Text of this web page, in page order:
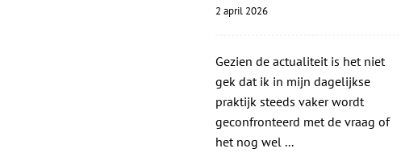
2 april 2026
Gezien de actualiteit is het niet
gek dat ik in mijn dagelijkse
praktijk steeds vaker wordt
geconfronteerd met de vraag of
het nog wel ...